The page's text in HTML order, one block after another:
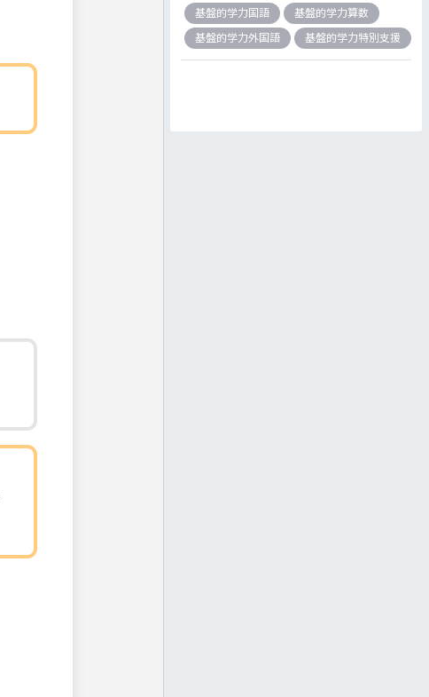
基盤的学力国語
基盤的学力算数
基盤的学力外国語
基盤的学力特別支援